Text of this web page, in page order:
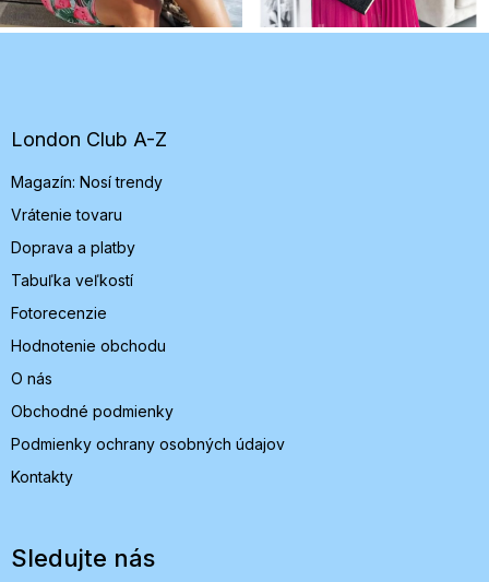
e
London Club A-Z
Magazín: Nosí trendy
Vrátenie tovaru
Doprava a platby
Tabuľka veľkostí
Fotorecenzie
Hodnotenie obchodu
O nás
Obchodné podmienky
Podmienky ochrany osobných údajov
Kontakty
Sledujte nás